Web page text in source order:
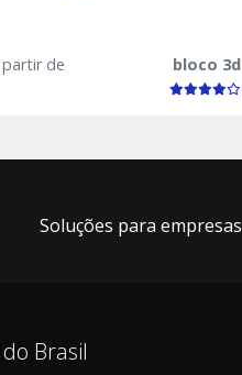
partir de bloco 3d
Soluções para empresas
Brasil